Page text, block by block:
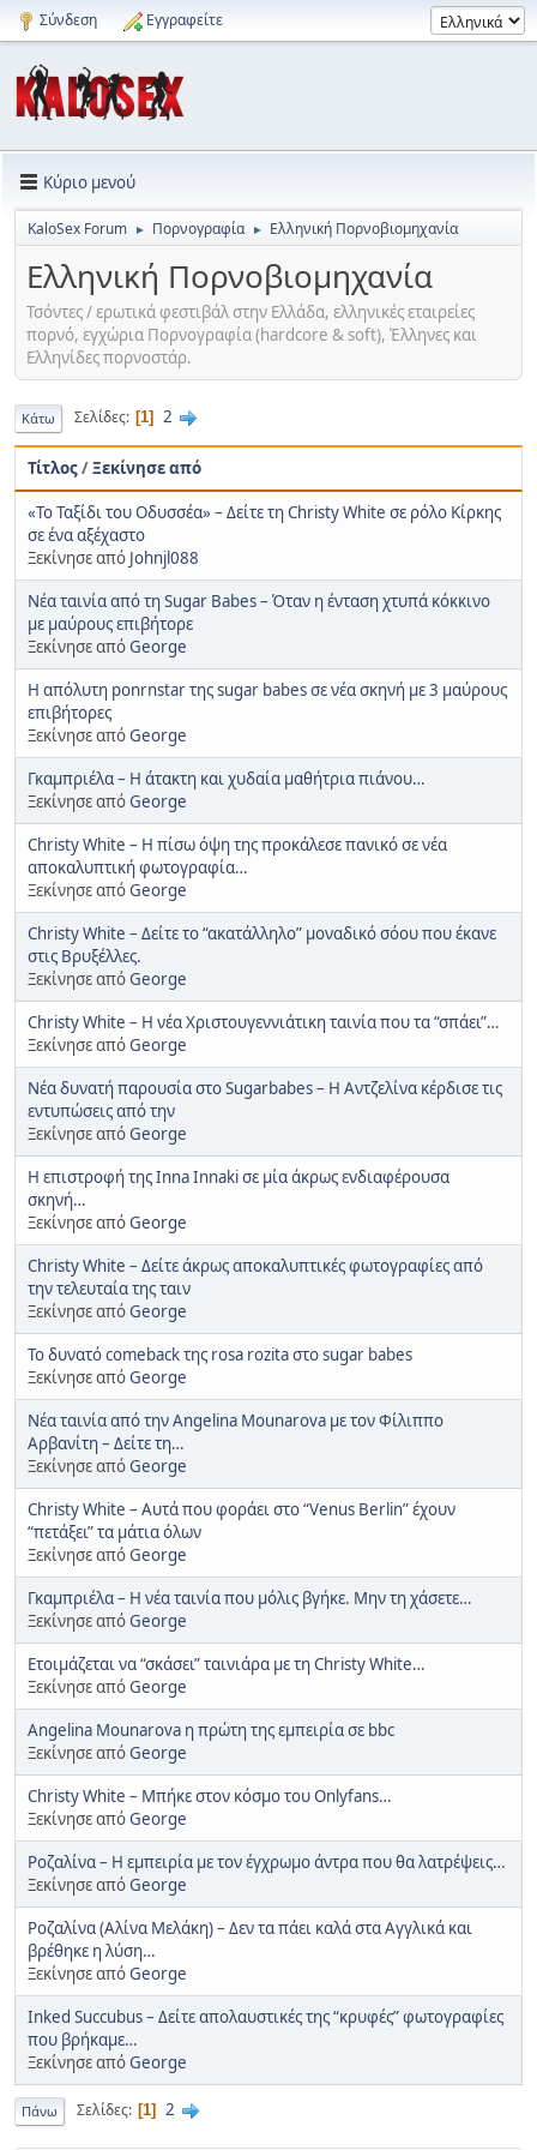
Σύνδεση Εγγραφείτε
Κύριο μενού
KaloSex Forum ► Πορνογραφία ► Ελληνική Πορνοβιομηχανία
Ελληνική Πορνοβιομηχανία
Τσόντες / ερωτικά φεστιβάλ στην Ελλάδα, ελληνικές εταιρείες
πορνό, εγχώρια Πορνογραφία (hardcore & soft), Έλληνες και
Ελληνίδες πορνοστάρ.
Κάτω Σελίδες 1 2
Τίτλος/Ξεκίνησε από
«Το Ταξίδι του Οδυσσέα» – Δείτε τη Christy White σε ρόλο Κίρκης
σε ένα αξέχαστο
Ξεκίνησε από Johnjl088
Νέα ταινία από τη Sugar Babes – Όταν η ένταση χτυπά κόκκινο
με μαύρους επιβήτορε
Ξεκίνησε απόGeorge
Η απόλυτη ponrnstar της sugar babes σε νέα σκηνή με 3 μαύρους
επιβήτορες
Ξεκίνησε απόGeorge
Γκαμπριέλα – Η άτακτη και χυδαία μαθήτρια πιάνου…
Ξεκίνησε απόGeorge
Christy White – Η πίσω όψη της προκάλεσε πανικό σε νέα
αποκαλυπτική φωτογραφία…
Ξεκίνησε απόGeorge
Christy White – Δείτε το “ακατάλληλο” μοναδικό σόου που έκανε
στις Βρυξέλλες.
Ξεκίνησε απόGeorge
Christy White – Η νέα Χριστουγεννιάτικη ταινία που τα “σπάει”…
Ξεκίνησε απόGeorge
Νέα δυνατή παρουσία στο Sugarbabes – Η Αντζελίνα κέρδισε τις
εντυπώσεις από την
Ξεκίνησε απόGeorge
Η επιστροφή της Inna Innaki σε μία άκρως ενδιαφέρουσα
σκηνή…
Ξεκίνησε απόGeorge
Christy White – Δείτε άκρως αποκαλυπτικές φωτογραφίες από
την τελευταία της ταιν
Ξεκίνησε απόGeorge
Το δυνατό comeback της rosa rozita στο sugar babes
Ξεκίνησε απόGeorge
Νέα ταινία από την Angelina Mounarova με τον Φίλιππο
Αρβανίτη – Δείτε τη…
Ξεκίνησε απόGeorge
Christy White – Αυτά που φοράει στο “Venus Berlin” έχουν
“πετάξει” τα μάτια όλων
Ξεκίνησε απόGeorge
Γκαμπριέλα – Η νέα ταινία που μόλις βγήκε. Μην τη χάσετε…
Ξεκίνησε απόGeorge
Ετοιμάζεται να “σκάσει” ταινιάρα με τη Christy White…
Ξεκίνησε απόGeorge
Angelina Mounarova η πρώτη της εμπειρία σε bbc
Ξεκίνησε απόGeorge
Christy White – Μπήκε στον κόσμο του Onlyfans…
Ξεκίνησε απόGeorge
Ροζαλίνα – Η εμπειρία με τον έγχρωμο άντρα που θα λατρέψεις…
Ξεκίνησε απόGeorge
Ροζαλίνα (Αλίνα Μελάκη) – Δεν τα πάει καλά στα Αγγλικά και
βρέθηκε η λύση…
Ξεκίνησε απόGeorge
Inked Succubus – Δείτε απολαυστικές της “κρυφές” φωτογραφίες
που βρήκαμε…
Ξεκίνησε απόGeorge
Πάνω Σελίδες 1 2